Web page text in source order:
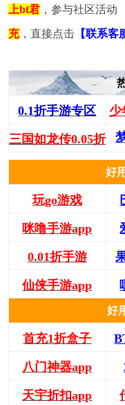
上bt君，参与社区活动
充，直接点击【联系客
0.1折手游专区 少
三国如龙传0.05折
好
玩go游戏
咪噜手游app
0.01折手游
仙侠手游app
好
首充1折盒子
八门神器app
天宇折扣app